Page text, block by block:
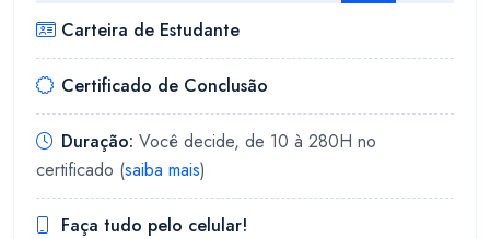
Carteira de Estudante
Certificado de Conclusão
Duração: Você decide, de 10 à 280H no
certificado (saiba mais)
Faça tudo pelo celular!